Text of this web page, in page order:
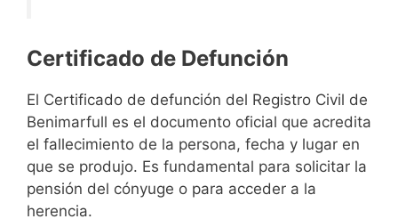
Certificado de Defunción
El Certificado de defunción del Registro Civil de
Benimarfull es el documento oficial que acredita
el fallecimiento de la persona, fecha y lugar en
que se produjo. Es fundamental para solicitar la
pensión del cónyuge o para acceder a la
herencia.